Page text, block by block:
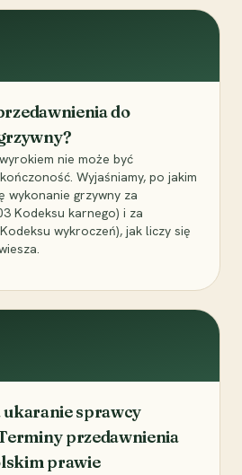
do
nie może być
Wyjaśniamy, po jakim
wykonanie grzywny za
Kodeksu karnego) i za
wykroczeń), jak liczy się
ukaranie sprawcy
przedawnienia
prawie